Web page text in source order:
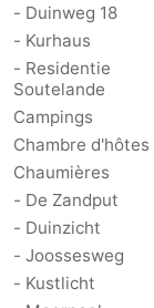
- Duinweg 18
- Kurhaus
- Residentie
Soutelande
Campings
Chambre d'hôtes
Chaumières
- De Zandput
- Duinzicht
- Joossesweg
- Kustlicht